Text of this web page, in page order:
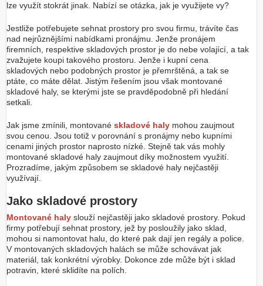
lze využít stokrát jinak. Nabízí se otázka, jak je využijete vy?
Jestliže potřebujete sehnat prostory pro svou firmu, trávíte čas
nad nejrůznějšími nabídkami pronájmu. Jenže pronájem
firemních, respektive skladových prostor je do nebe volající, a tak
zvažujete koupi takového prostoru. Jenže i kupní cena
skladových nebo podobných prostor je přemrštěná, a tak se
ptáte, co máte dělat. Jistým řešením jsou však montované
skladové haly, se kterými jste se pravděpodobně při hledání
setkali.
Jak jsme zmínili, montované skladové haly mohou zaujmout
svou cenou. Jsou totiž v porovnání s pronájmy nebo kupními
cenami jiných prostor naprosto nízké. Stejně tak vás mohly
montované skladové haly zaujmout díky možnostem využití.
Prozradíme, jakým způsobem se skladové haly nejčastěji
využívají.
Jako skladové prostory
Montované haly slouží nejčastěji jako skladové prostory. Pokud
firmy potřebují sehnat prostory, jež by posloužily jako sklad,
mohou si namontovat halu, do které pak dají jen regály a police.
V montovaných skladových halách se může schovávat jak
materiál, tak konkrétní výrobky. Dokonce zde může být i sklad
potravin, které sklidíte na polích.